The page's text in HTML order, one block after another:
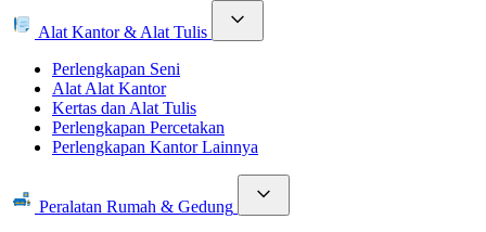
Alat Kantor & Alat Tulis
Perlengkapan Seni
Alat Alat Kantor
Kertas dan Alat Tulis
Perlengkapan Percetakan
Perlengkapan Kantor Lainnya
Peralatan Rumah & Gedung